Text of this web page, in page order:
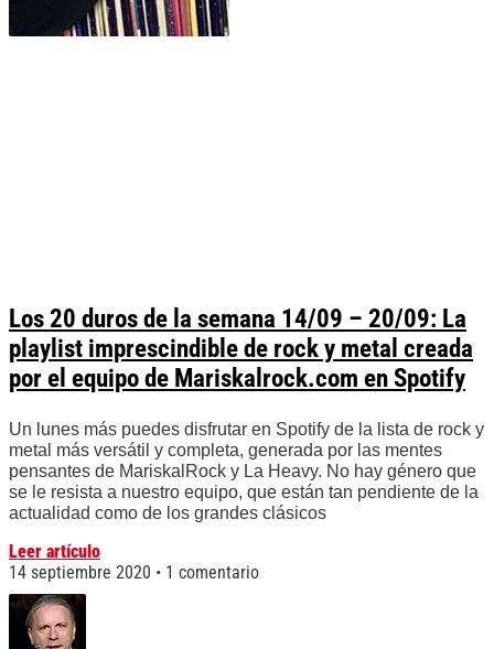
Los 20 duros de la semana 14/09 – 20/09: La
playlist imprescindible de rock y metal creada
por el equipo de Mariskalrock.com en Spotify
Un lunes más puedes disfrutar en Spotify de la lista de rock y
metal más versátil y completa, generada por las mentes
pensantes de MariskalRock y La Heavy. No hay género que
se le resista a nuestro equipo, que están tan pendiente de la
actualidad como de los grandes clásicos
Leer artículo
14 septiembre 2020
1 comentario